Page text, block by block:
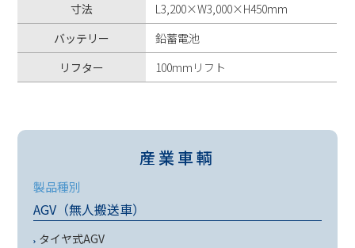
寸法
L3,200×W3,000×H450mm
バッテリー
鉛蓄電池
リフター
100mmリフト
産業車輌
製品種別
AGV（無人搬送車）
タイヤ式AGV